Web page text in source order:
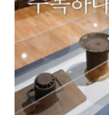
원문보기 PDF
박물관 홈페이지